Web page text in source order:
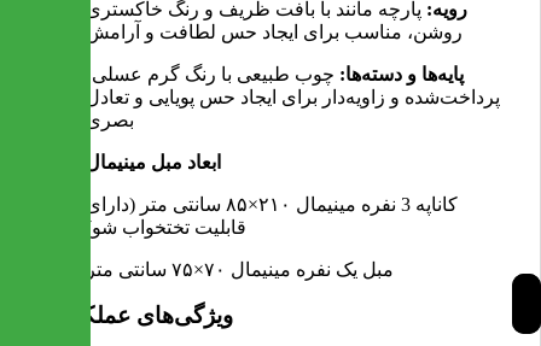
رویه: پارچه مانند با بافت ظریف و رنگ خاکستری
روشن، مناسب برای ایجاد حس لطافت و آرامش
پایه‌ها و دسته‌ها: چوب طبیعی با رنگ گرم عسلی،
پرداخت‌شده و زاویه‌دار برای ایجاد حس پویایی و تعادل
ابعاد مبل مینیمال
کاناپه 3 نفره مینیمال ۲۱۰×۸۵ سانتی متر (دارای
قابلیت تختخواب شو)
مبل یک نفره مینیمال ۷۰×۷۵ سانتی متر
ویژگی‌های عملکردی